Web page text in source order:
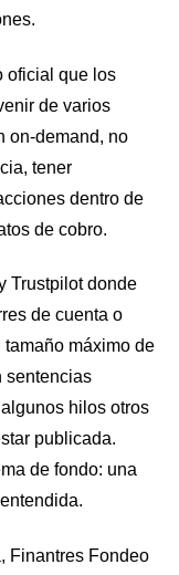
oficial que los
de varios
on-demand, no
tener
dentro de
de cobro.
Trustpilot donde
de cuenta o
máximo de
sentencias
hilos otros
publicada.
de fondo: una
Finantres Fondeo